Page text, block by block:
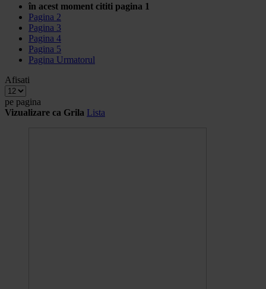
în acest moment cititi pagina 1
Pagina 2
Pagina 3
Pagina 4
Pagina 5
Pagina Urmatorul
Afisati
pe pagina
Vizualizare ca Grila Lista